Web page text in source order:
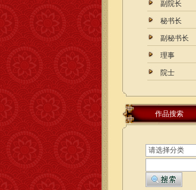
副院长
秘书长
副秘书长
理事
院士
作品搜索
请选择分类